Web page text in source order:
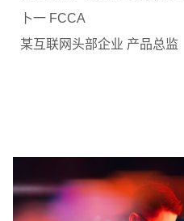
卜一 FCCA
某互联网头部企业 产品总监